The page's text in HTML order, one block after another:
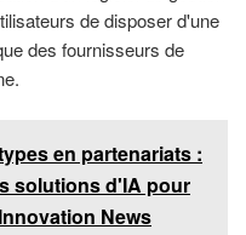
de disposer d'une
des fournisseurs de
en partenariats :
solutions d'IA pour
News